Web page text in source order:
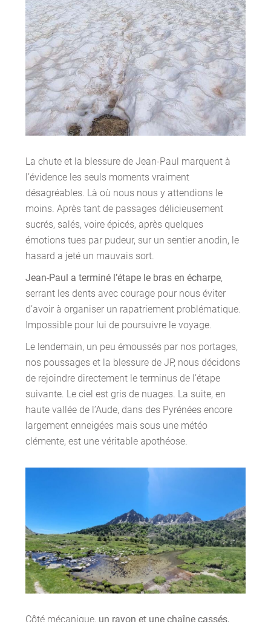
La chute et la blessure de Jean-Paul marquent à
l’évidence les seuls moments vraiment
désagréables. Là où nous nous y attendions le
moins. Après tant de passages délicieusement
sucrés, salés, voire épicés, après quelques
émotions tues par pudeur, sur un sentier anodin, le
hasard a jeté un mauvais sort.
Jean-Paul a terminé l’étape le bras en écharpe,
serrant les dents avec courage pour nous éviter
d’avoir à organiser un rapatriement problématique.
Impossible pour lui de poursuivre le voyage.
Le lendemain, un peu émoussés par nos portages,
nos poussages et la blessure de JP, nous décidons
de rejoindre directement le terminus de l’étape
suivante. Le ciel est gris de nuages. La suite, en
haute vallée de l’Aude, dans des Pyrénées encore
largement enneigées mais sous une météo
clémente, est une véritable apothéose.
Côté mécanique, un rayon et une chaîne cassés,